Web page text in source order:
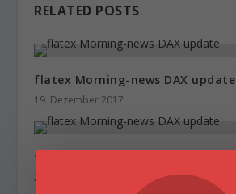
RELATED POSTS
flatex Morning-news DAX update
19. Dezember 2017
flatex Morning-news DAX update
29. Dezember 2017